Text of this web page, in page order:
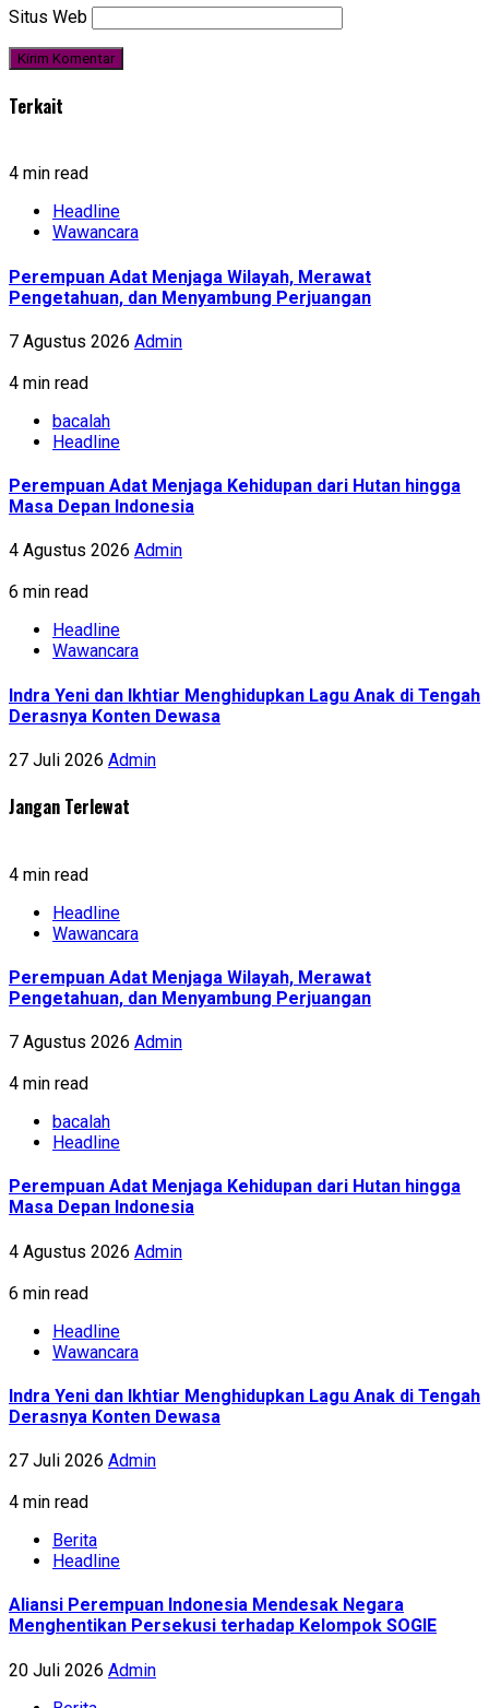
Situs Web
Terkait
4 min read
Headline
Wawancara
Perempuan Adat Menjaga Wilayah, Merawat
Pengetahuan, dan Menyambung Perjuangan
7 Agustus 2026 Admin
4 min read
bacalah
Headline
Perempuan Adat Menjaga Kehidupan dari Hutan hingga
Masa Depan Indonesia
4 Agustus 2026 Admin
6 min read
Headline
Wawancara
Indra Yeni dan Ikhtiar Menghidupkan Lagu Anak di Tengah
Derasnya Konten Dewasa
27 Juli 2026 Admin
Jangan Terlewat
4 min read
Headline
Wawancara
Perempuan Adat Menjaga Wilayah, Merawat
Pengetahuan, dan Menyambung Perjuangan
7 Agustus 2026 Admin
4 min read
bacalah
Headline
Perempuan Adat Menjaga Kehidupan dari Hutan hingga
Masa Depan Indonesia
4 Agustus 2026 Admin
6 min read
Headline
Wawancara
Indra Yeni dan Ikhtiar Menghidupkan Lagu Anak di Tengah
Derasnya Konten Dewasa
27 Juli 2026 Admin
4 min read
Berita
Headline
Aliansi Perempuan Indonesia Mendesak Negara
Menghentikan Persekusi terhadap Kelompok SOGIE
20 Juli 2026 Admin